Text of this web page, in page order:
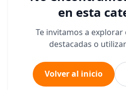
en esta
Te invitamos a
destacadas o
Volver al inicio